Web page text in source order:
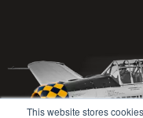
This website stores